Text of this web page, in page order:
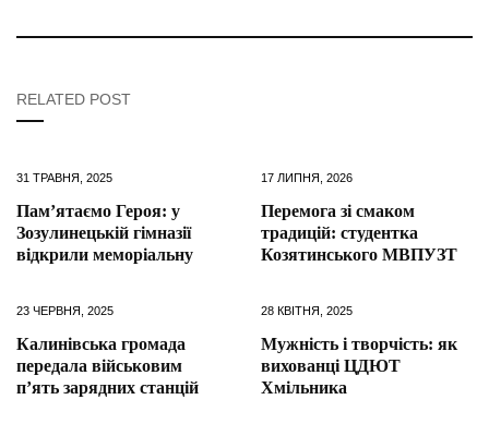
RELATED POST
31 ТРАВНЯ, 2025
Пам’ятаємо Героя: у
Зозулинецькій гімназії
відкрили меморіальну
17 ЛИПНЯ, 2026
Перемога зі смаком
традицій: студентка
Козятинського МВПУЗТ
23 ЧЕРВНЯ, 2025
Калинівська громада
передала військовим
п’ять зарядних станцій
28 КВІТНЯ, 2025
Мужність і творчість: як
вихованці ЦДЮТ
Хмільника